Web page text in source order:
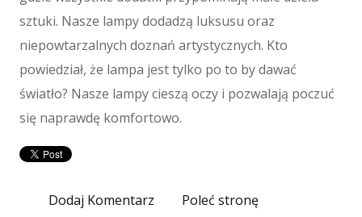
Części Samochodowe
Wynajem
Usługi Motoryzacyjne
Salony, Komisy
E-marketing
Wigor
sztuki. Nasze lampy dodadzą luksusu oraz
niepowtarzalnych doznań artystycznych. Kto
powiedział, że lampa jest tylko po to by dawać
światło? Nasze lampy cieszą oczy i pozwalają poczuć
się naprawdę komfortowo.
Dodaj Komentarz Poleć stronę